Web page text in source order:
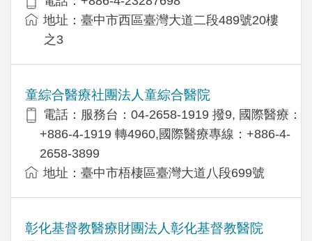
地址：臺中市西區臺灣大道二段489號20樓
之3
童綜合醫療社團法人童綜合醫院
電話：服務台：04-2658-1919 撥9, 國際醫療：
+886-4-1919 轉4960,國際醫療專線：+886-4-
2658-3899
地址：臺中市梧棲區臺灣大道八段699號
彰化基督教醫療財團法人彰化基督教醫院